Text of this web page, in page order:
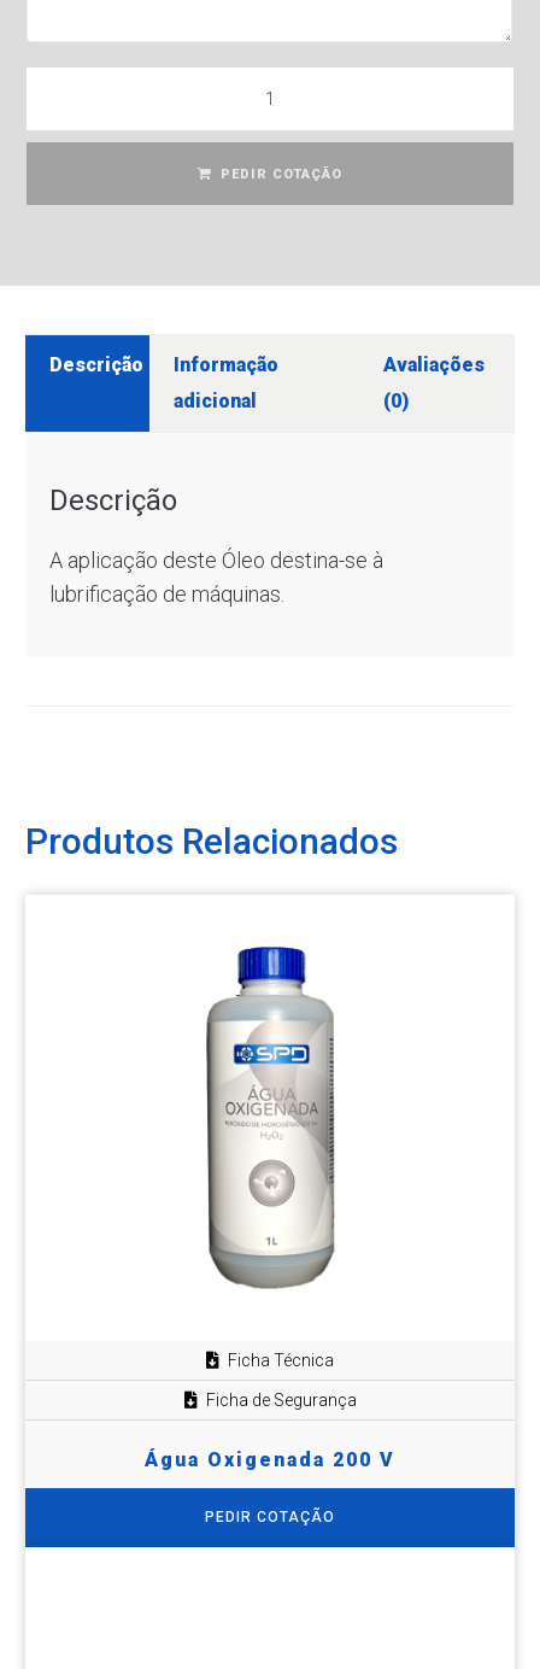
PEDIR COTAÇÃO
Descrição
Informação
adicional
Avaliações
(0)
Descrição
A aplicação deste Óleo destina-se à
lubrificação de máquinas.
Produtos Relacionados
Ficha Técnica
Ficha de Segurança
Água Oxigenada 200 V
PEDIR COTAÇÃO